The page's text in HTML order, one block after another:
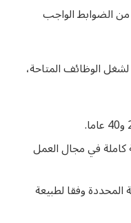
الضوابط الواجب
الوظائف المتاحة،
كاملة في مجال العمل
المحددة وفقا لطبيعة